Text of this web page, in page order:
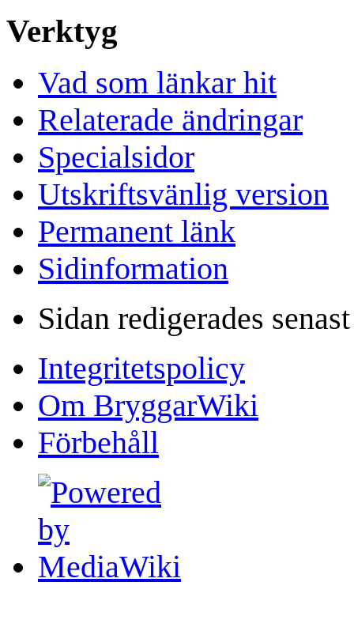
Verktyg
Vad som länkar hit
Relaterade ändringar
Specialsidor
Utskriftsvänlig version
Permanent länk
Sidinformation
Sidan redigerades
Integritetspolicy
Om BryggarWiki
Förbehåll